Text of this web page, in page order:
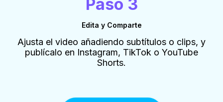
Paso 3
Edita y Comparte
Ajusta el video añadiendo subtítulos o clips, y
publícalo en Instagram, TikTok o YouTube
Shorts.